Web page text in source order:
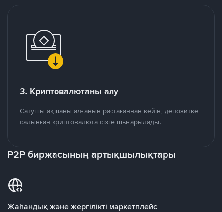
3. Криптовалютаны алу
Сатушы ақшаны алғанын растағаннан кейін, депозитке
салынған криптовалюта сізге шығарылады.
P2P биржасының артықшылықтары
Жаһандық және жергілікті маркетплейс